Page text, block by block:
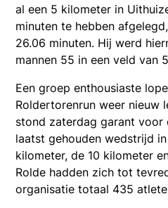
al een 5 kilometer in
minuten te hebben
26.06 minuten. Hij werd
mannen 55 in een veld van
Een groep enthousiaste
Roldertorenrun weer nieuw
stond zaterdag garant voor
laatst gehouden wedstrijd
kilometer, de 10 kilometer
Rolde hadden zich tot
organisatie totaal 435